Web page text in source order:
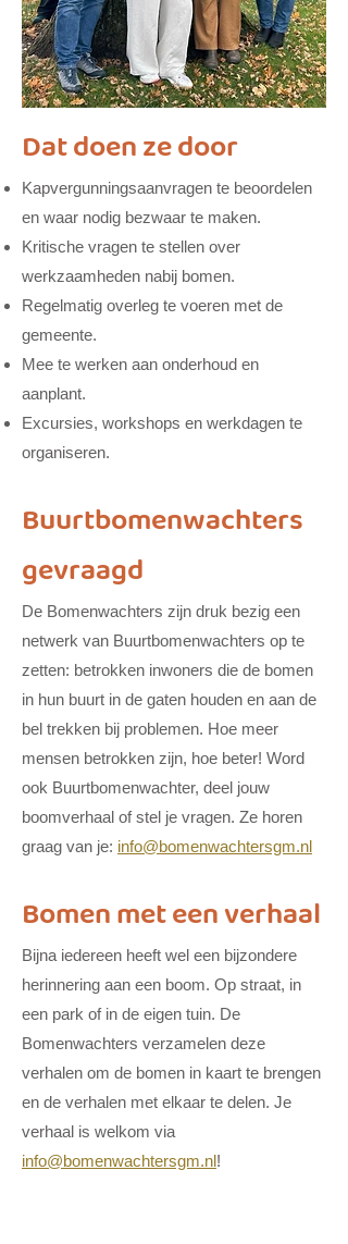
Dat doen ze door
Kapvergunningsaanvragen te beoordelen
en waar nodig bezwaar te maken.
Kritische vragen te stellen over
werkzaamheden nabij bomen.
Regelmatig overleg te voeren met de
gemeente.
Mee te werken aan onderhoud en
aanplant.
Excursies, workshops en werkdagen te
organiseren.
Buurtbomenwachters
gevraagd
De Bomenwachters zijn druk bezig een
netwerk van Buurtbomenwachters op te
zetten: betrokken inwoners die de bomen
in hun buurt in de gaten houden en aan de
bel trekken bij problemen. Hoe meer
mensen betrokken zijn, hoe beter! Word
ook Buurtbomenwachter, deel jouw
boomverhaal of stel je vragen. Ze horen
graag van je: info@bomenwachtersgm.nl
Bomen met een verhaal
Bijna iedereen heeft wel een bijzondere
herinnering aan een boom. Op straat, in
een park of in de eigen tuin. De
Bomenwachters verzamelen deze
verhalen om de bomen in kaart te brengen
en de verhalen met elkaar te delen. Je
verhaal is welkom via
info@bomenwachtersgm.nl!